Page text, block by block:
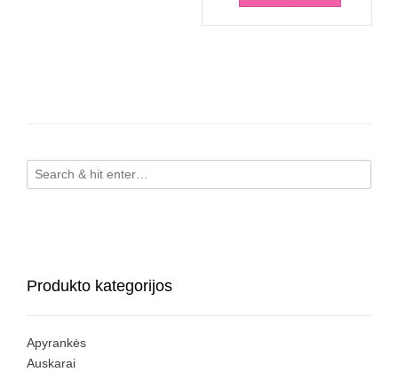
Produkto kategorijos
Apyrankės
Auskarai